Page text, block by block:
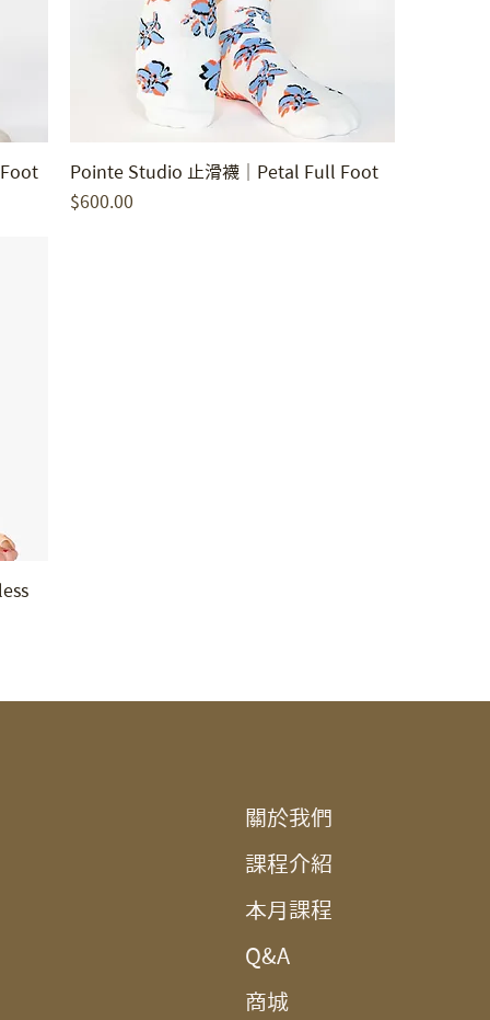
Pointe Studio 止滑襪｜Petal Full Foot
價格
$600.00
關於我們
課程介紹
本月課程
Q&A
商城